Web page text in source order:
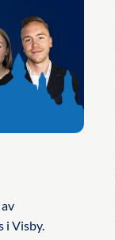
i Visby.